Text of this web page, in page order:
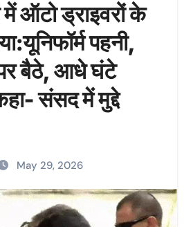
में ऑटो ड्राइवरों के
पहनी,
पर बैठे, आधे घंटे
संसद में मुद्दे
May 29, 2026